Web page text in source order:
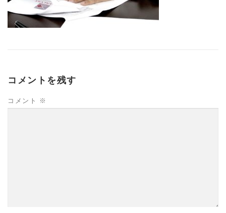
コメントを残す
コメント ※